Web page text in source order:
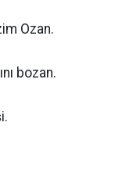
Ozan.
bozan.